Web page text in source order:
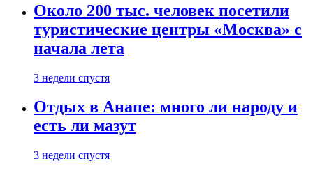
Около 200 тыс. человек посетили
туристические центры «Москва» с
начала лета
3 недели спустя
Отдых в Анапе: много ли народу и
есть ли мазут
3 недели спустя